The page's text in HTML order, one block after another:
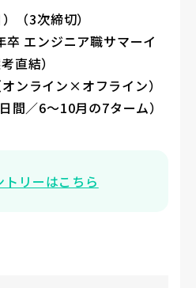
（3次締切）
卒 エンジニア職サマーイ
直結）
ンライン×オフライン）
間／6〜10月の7ターム）
トリーはこちら